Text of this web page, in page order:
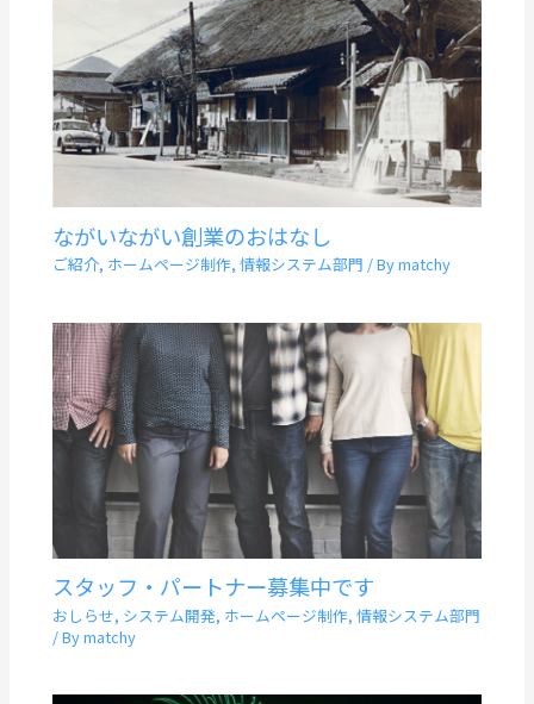
ながいながい創業のおはなし
ご紹介, ホームページ制作,情報システム部門 / Bymatchy
スタッフ・パートナー募集中です
おしらせ, システム開発, ホームページ制作,情報システム部門
/ Bymatchy